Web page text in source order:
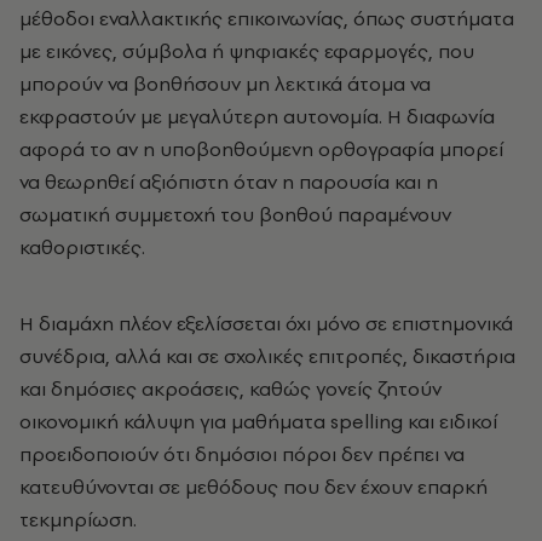
μέθοδοι εναλλακτικής επικοινωνίας, όπως συστήματα
με εικόνες, σύμβολα ή ψηφιακές εφαρμογές, που
μπορούν να βοηθήσουν μη λεκτικά άτομα να
εκφραστούν με μεγαλύτερη αυτονομία. Η διαφωνία
αφορά το αν η υποβοηθούμενη ορθογραφία μπορεί
να θεωρηθεί αξιόπιστη όταν η παρουσία και η
σωματική συμμετοχή του βοηθού παραμένουν
καθοριστικές.
Η διαμάχη πλέον εξελίσσεται όχι μόνο σε επιστημονικά
συνέδρια, αλλά και σε σχολικές επιτροπές, δικαστήρια
και δημόσιες ακροάσεις, καθώς γονείς ζητούν
οικονομική κάλυψη για μαθήματα spelling και ειδικοί
προειδοποιούν ότι δημόσιοι πόροι δεν πρέπει να
κατευθύνονται σε μεθόδους που δεν έχουν επαρκή
τεκμηρίωση.